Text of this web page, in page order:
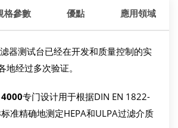
格參數 優點 應用領域
器测试台已经在开发和质量控制的实
地经过多次验证。
4000专门设计用于根据DIN EN 1822-
准精确地测定HEPA和ULPA过滤介质